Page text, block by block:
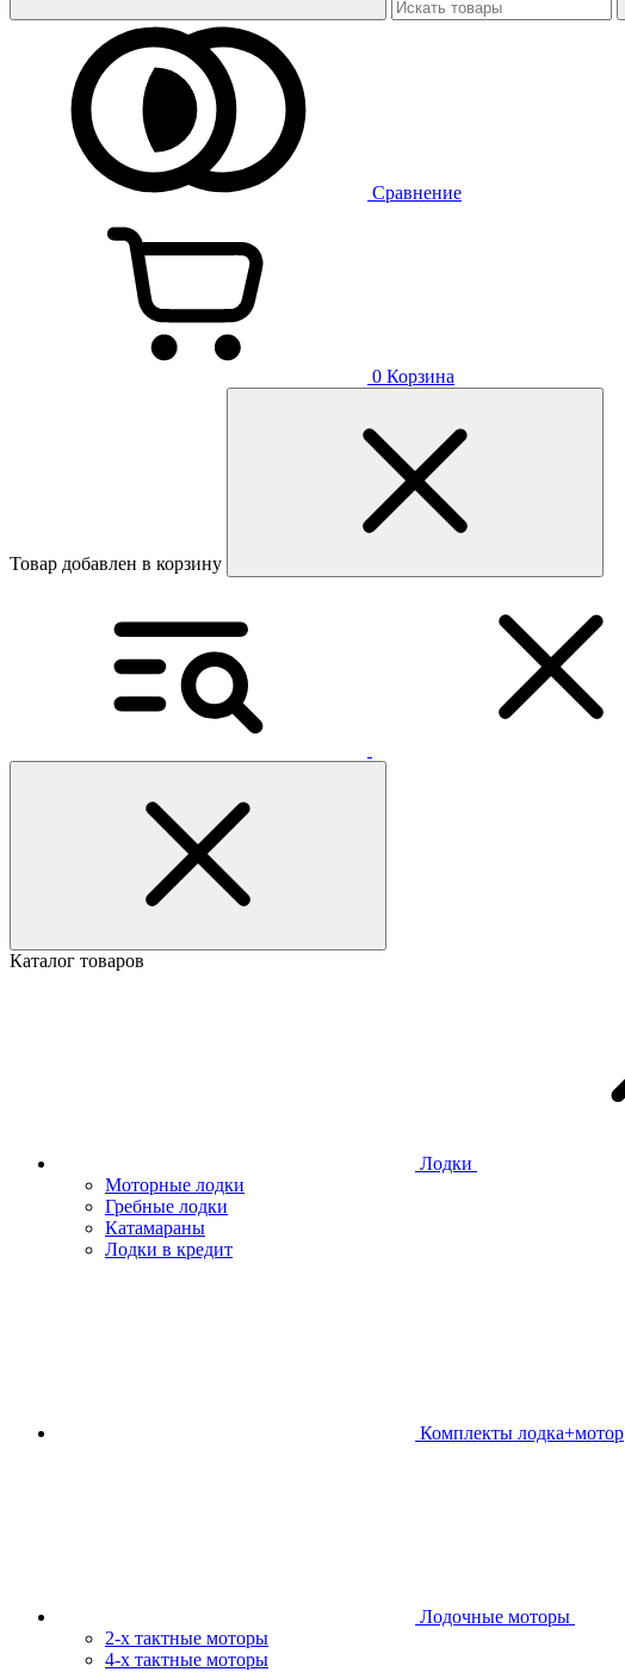
Сравнение
0 Корзина
Товар добавлен в корзину
Каталог товаров
Лодки
Моторные лодки
Гребные лодки
Катамараны
Лодки в кредит
Комплекты лодка+мотор
Лодочные моторы
2-х тактные моторы
4-х тактные моторы